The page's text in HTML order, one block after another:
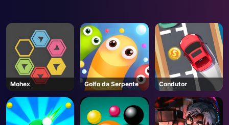
Mohex Golfo da Serpente Condutor